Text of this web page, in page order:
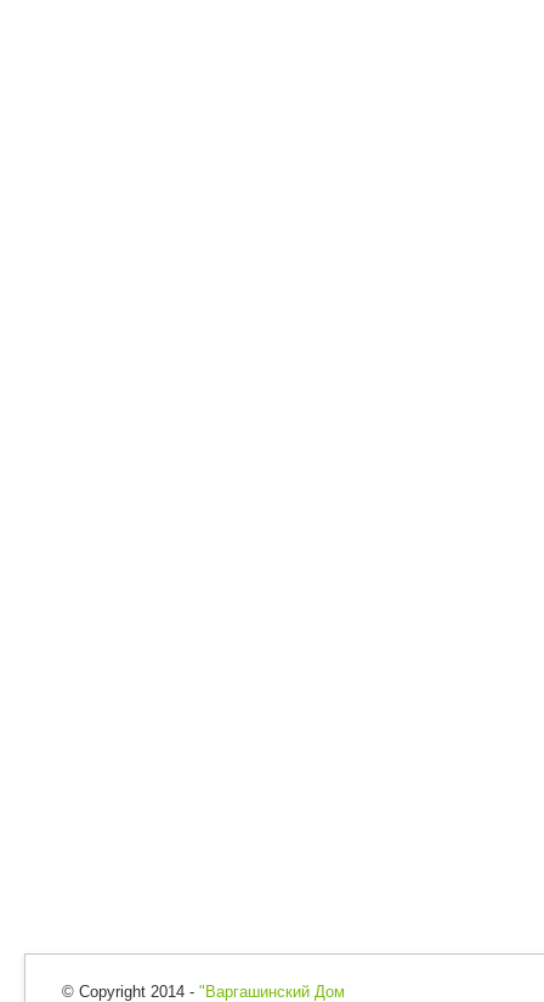
© Copyright 2014 - "Варгашинский Дом